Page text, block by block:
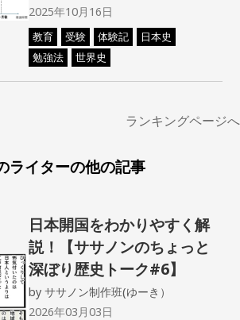
2025年10月16日
教育 受験 体験記
日本史
勉強法
世界史
ランキングページへ
ライターの他の記事
日本開国をわかりやすく解
説！【ササノンのちょっと
深ぼり歴史トーク#6】
byササノン制作班(ゆーき）
2026年03月03日